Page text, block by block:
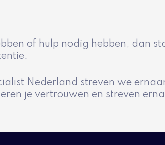
of hulp nodig hebben, dan
Nederland streven we
je vertrouwen en streven